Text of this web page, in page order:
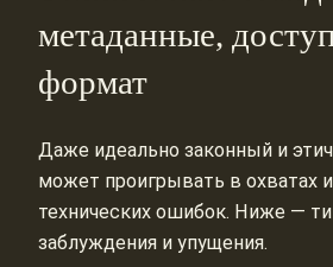
метаданные,
формат
Даже идеально законный и
может проигрывать в охватах
технических ошибок. Ниже —
заблуждения и упущения.